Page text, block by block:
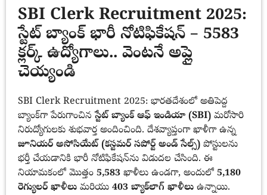
SBI Clerk Recruitment 2025:
స్టేట్ బ్యాంక్ భారీ నోటిఫికేషన్ – 5583
క్లర్క్ ఉద్యోగాలు.. వెంటనే అప్లై
చెయ్యండి
SBI Clerk Recruitment 2025: భారతదేశంలో అతిపెద్ద
బ్యాంక్‌గా పేరుగాంచినస్టేట్ బ్యాంక్ ఆఫ్ ఇండియా (SBI) మరోసారి
నిరుద్యోగులకు శుభవార్త అందించింది. దేశవ్యాప్తంగా ఖాళీగా ఉన్న
జూనియర్ అసోసియేట్ (కస్టమర్ సపోర్ట్ అండ్ సేల్స్) పోస్టులను
భర్తీ చేయడానికి భారీ నోటిఫికేషన్‌ను విడుదల చేసింది. ఈ
నియామకంలో మొత్తం 5,583 ఖాళీలు ఉండగా, అందులో 5,180
రెగ్యులర్ ఖాళీలు మరియు 403 బ్యాక్‌లాగ్ ఖాళీలు ఉన్నాయి.